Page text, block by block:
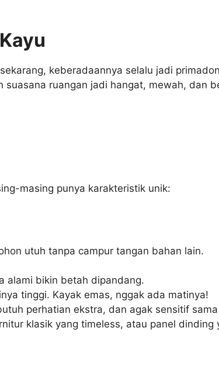
keberadaannya selalu jadi
ruangan jadi hangat, mewah, dan
masing punya karakteristik unik:
utuh tanpa campur tangan bahan lain.
alami bikin betah dipandang.
tinggi. Kayak emas, nggak ada matinya!
perhatian ekstra, dan agak sensitif
klasik yang timeless, atau panel dinding